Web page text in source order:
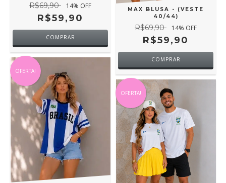
R$69,90 14% OFF
R$59,90
MAX BLUSA - (VESTE
40/44)
R$69,90 14% OFF
R$59,90
OFERTA!
OFERTA!